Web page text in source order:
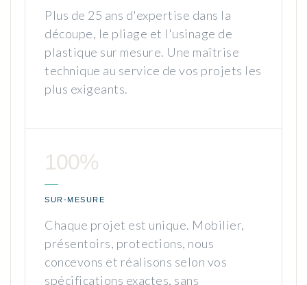
Plus de 25 ans d'expertise dans la
découpe, le pliage et l'usinage de
plastique sur mesure. Une maîtrise
technique au service de vos projets les
plus exigeants.
100%
SUR-MESURE
Chaque projet est unique. Mobilier,
présentoirs, protections, nous
concevons et réalisons selon vos
spécifications exactes, sans